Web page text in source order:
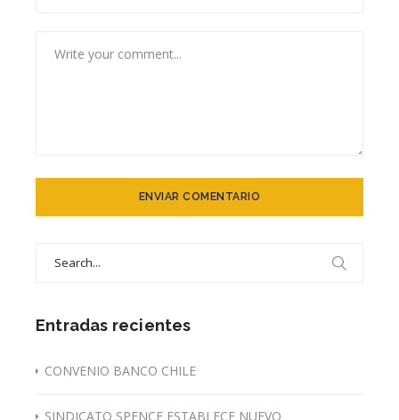
Entradas recientes
CONVENIO BANCO CHILE
SINDICATO SPENCE ESTABLECE NUEVO